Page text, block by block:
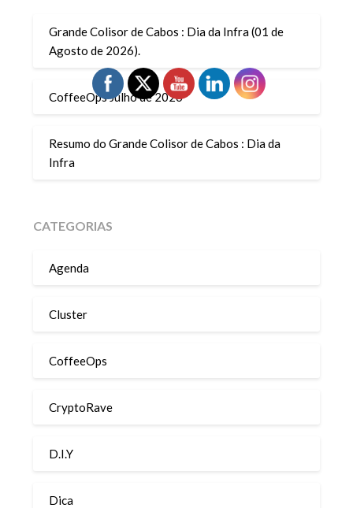
Grande Colisor de Cabos : Dia da Infra (01 de
Agosto de 2026).
CoffeeOps Julho de 2026
Resumo do Grande Colisor de Cabos : Dia da
Infra
CATEGORIAS
Agenda
Cluster
CoffeeOps
CryptoRave
D.I.Y
Dica